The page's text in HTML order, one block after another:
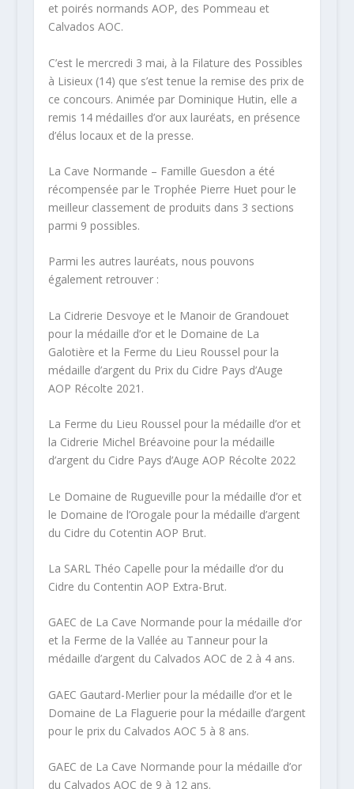
et poirés normands AOP, des Pommeau et
Calvados AOC.
C’est le mercredi 3 mai, à la Filature des Possibles
à Lisieux (14) que s’est tenue la remise des prix de
ce concours. Animée par Dominique Hutin, elle a
remis 14 médailles d’or aux lauréats, en présence
d’élus locaux et de la presse.
La Cave Normande – Famille Guesdon a été
récompensée par le Trophée Pierre Huet pour le
meilleur classement de produits dans 3 sections
parmi 9 possibles.
Parmi les autres lauréats, nous pouvons
également retrouver :
La Cidrerie Desvoye et le Manoir de Grandouet
pour la médaille d’or et le Domaine de La
Galotière et la Ferme du Lieu Roussel pour la
médaille d’argent du Prix du Cidre Pays d’Auge
AOP Récolte 2021.
La Ferme du Lieu Roussel pour la médaille d’or et
la Cidrerie Michel Bréavoine pour la médaille
d’argent du Cidre Pays d’Auge AOP Récolte 2022
Le Domaine de Rugueville pour la médaille d’or et
le Domaine de l’Orogale pour la médaille d’argent
du Cidre du Cotentin AOP Brut.
La SARL Théo Capelle pour la médaille d’or du
Cidre du Contentin AOP Extra-Brut.
GAEC de La Cave Normande pour la médaille d’or
et la Ferme de la Vallée au Tanneur pour la
médaille d’argent du Calvados AOC de 2 à 4 ans.
GAEC Gautard-Merlier pour la médaille d’or et le
Domaine de La Flaguerie pour la médaille d’argent
pour le prix du Calvados AOC 5 à 8 ans.
GAEC de La Cave Normande pour la médaille d’or
du Calvados AOC de 9 à 12 ans.